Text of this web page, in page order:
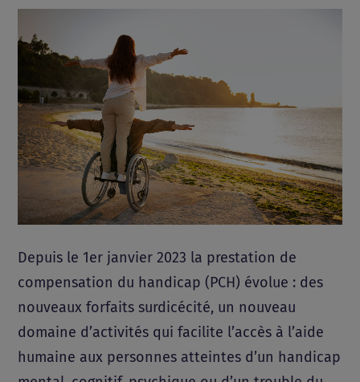
Depuis le 1er janvier 2023 la prestation de
compensation du handicap (PCH) évolue : des
nouveaux forfaits surdicécité, un nouveau
domaine d’activités qui facilite l’accès à l’aide
humaine aux personnes atteintes d’un handicap